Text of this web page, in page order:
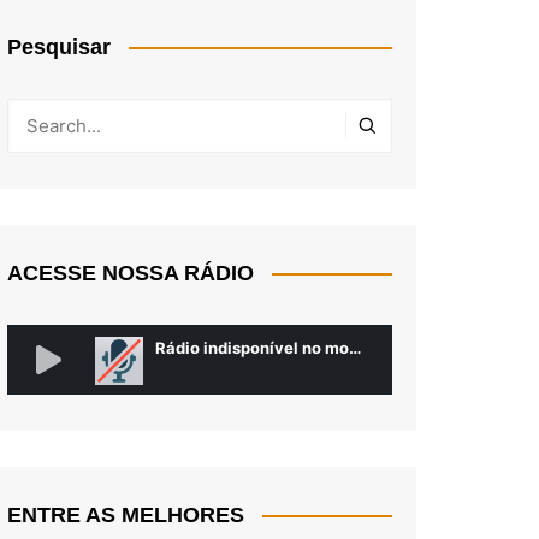
Pesquisar
ACESSE NOSSA RÁDIO
ENTRE AS MELHORES